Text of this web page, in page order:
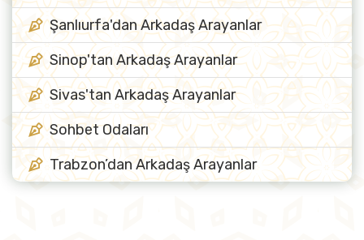
Şanlıurfa'dan Arkadaş Arayanlar
Sinop'tan Arkadaş Arayanlar
Sivas'tan Arkadaş Arayanlar
Sohbet Odaları
Trabzon’dan Arkadaş Arayanlar